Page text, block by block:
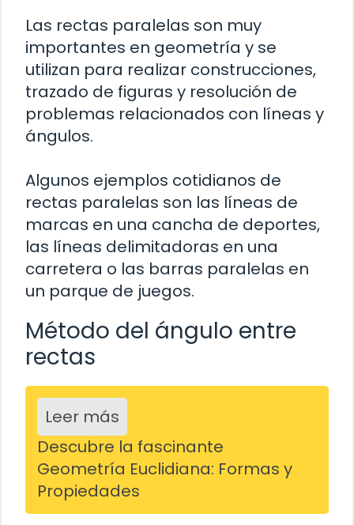
Las rectas paralelas son muy
importantes en geometría y se
utilizan para realizar construcciones,
trazado de figuras y resolución de
problemas relacionados con líneas y
ángulos.
Algunos ejemplos cotidianos de
rectas paralelas son las líneas de
marcas en una cancha de deportes,
las líneas delimitadoras en una
carretera o las barras paralelas en
un parque de juegos.
Método del ángulo entre
rectas
Leer más
Descubre la fascinante
Geometría Euclidiana: Formas y
Propiedades